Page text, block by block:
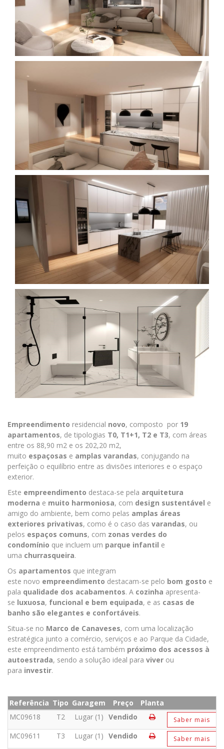
Empreendimento residencial novo, composto por 19
apartamentos, de tipologias T0, T1+1, T2 e T3, com áreas
entre os 88,90 m2 e os 202,20 m2,
muito espaçosas e amplas varandas, conjugando na
perfeição o equilíbrio entre as divisões interiores e o espaço
exterior.
Este empreendimento destaca-se pela arquitetura
moderna e muito harmoniosa, com design sustentável e
amigo do ambiente, bem como pelas amplas áreas
exteriores privativas, como é o caso das varandas, ou
pelos espaços comuns, com zonas verdes do
condomínio que incluem um parque infantil e
uma churrasqueira.
Os apartamentos que integram
este novo empreendimento destacam-se pelo bom gosto e
pala qualidade dos acabamentos. A cozinha apresenta-
se luxuosa, funcional e bem equipada, e as casas de
banho são elegantes e confortáveis.
Situa-se no Marco de Canaveses, com uma localização
estratégica junto a comércio, serviços e ao Parque da Cidade,
este empreendimento está também próximo dos acessos à
autoestrada, sendo a solução ideal para viver ou
para investir.
Referência Tipo Garagem Preço
Planta
MC09618
T2 Lugar (1) Vendido Saber mais
MC09611 T3 Lugar (1) Vendido Saber mais